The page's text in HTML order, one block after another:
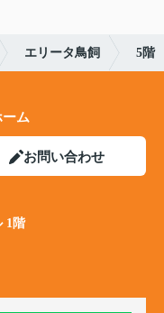
エリータ鳥飼 5階
ム
お問い合わせ
1階